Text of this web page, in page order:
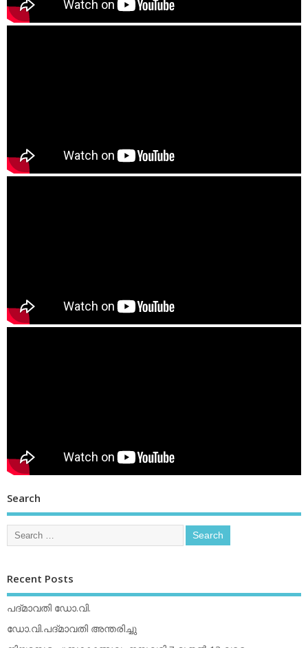
Search
Recent Posts
പദ്മാവതി ഡോ.വി.
ഡോ.വി.പദ്മാവതി അന്തരിച്ചു